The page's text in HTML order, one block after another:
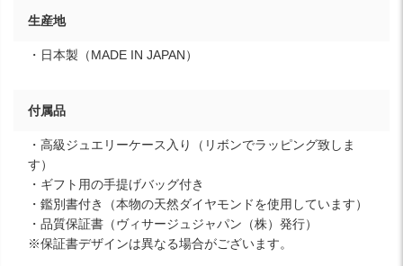
生産地
・日本製（MADE IN JAPAN）
付属品
・高級ジュエリーケース入り（リボンでラッピング致しま
す）
・ギフト用の手提げバッグ付き
・鑑別書付き（本物の天然ダイヤモンドを使用しています）
・品質保証書（ヴィサージュジャパン（株）発行）
※保証書デザインは異なる場合がございます。